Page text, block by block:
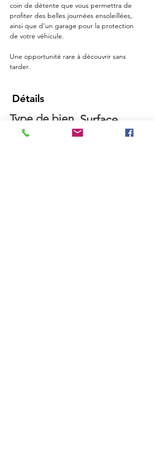
coin de détente que vous permettra de
profiter des belles journées ensoleillées,
ainsi que d’un garage pour la protection
de votre véhicule.
Une opportunité rare à découvrir sans
tarder.
Détails
Type de bien
Maison
Surface
115 m2